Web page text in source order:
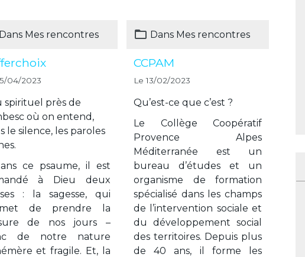
Mes rencontres
04/2023
spirituel près de
où on entend,
le silence, les paroles
ce psaume, il est
à Dieu deux
: la sagesse, qui
de prendre la
de nos jours –
de notre nature
et fragile. Et, la
Dans Mes rencontres
CCPAM
Le 13/02/2023
Qu’est-ce que c’est ?
Le Collège Coopératif
Provence Alpes
Méditerranée est un
bureau d’études et un
organisme de formation
spécialisé dans les champs
de l’intervention sociale et
du développement social
des territoires. Depuis plus
de 40 ans, il forme les